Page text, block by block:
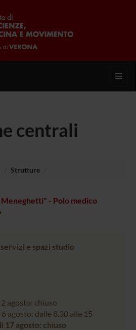
centrali
Strutture
- Polo medico
e spazi studio
agosto: chiuso
agosto: dalle 8.30 alle 15
17 agosto: chiuso